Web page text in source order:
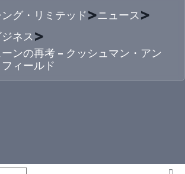
グ・リミテッド>ニュース >
ネス >
ンの再考 – クッシュマン・アン
ィールド